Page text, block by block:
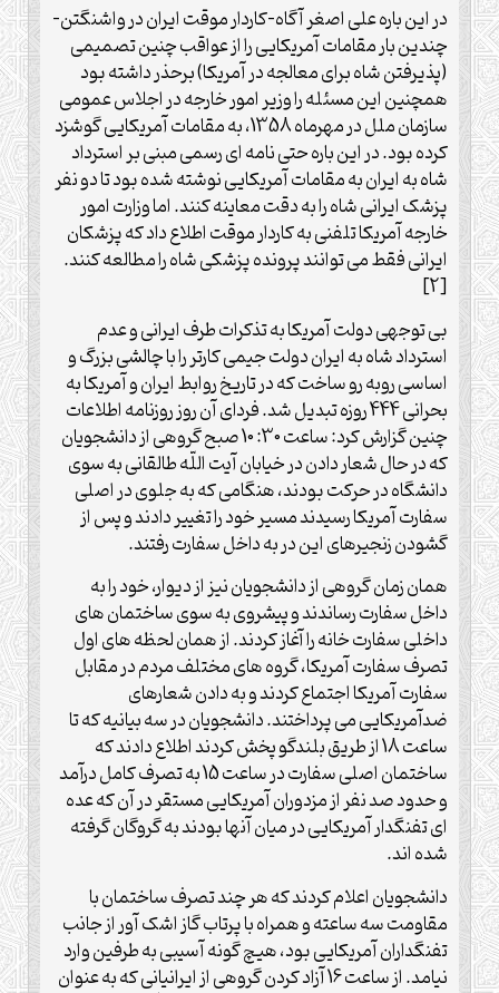
در این باره علی اصغر آگاه-کاردار موقت ایران در واشنگتن-
چندین بار مقامات آمریکایی را از عواقب چنین تصمیمی
(پذیرفتن شاه برای معالجه در آمریکا) برحذر داشته بود
همچنین این مسئله را وزیر امور خارجه در اجلاس عمومی
سازمان ملل در مهرماه 1358، به مقامات آمریکایی گوشزد
کرده بود. در این باره حتی نامه ای رسمی مبنی بر استرداد
شاه به ایران به مقامات آمریکایی نوشته شده بود تا دو نفر
پزشک ایرانی شاه را به دقت معاینه کنند. اما وزارت امور
خارجه آمریکا تلفنی به کاردار موقت اطلاع داد که پزشکان
ایرانی فقط می توانند پرونده پزشکی شاه را مطالعه کنند.
[2]
بی توجهی دولت آمریکا به تذکرات طرف ایرانی و عدم
استرداد شاه به ایران دولت جیمی کارتر را با چالشی بزرگ و
اساسی روبه رو ساخت که در تاریخ روابط ایران و آمریکا به
بحرانی 444 روزه تبدیل شد. فردای آن روز روزنامه اطلاعات
چنین گزارش کرد: ساعت 30: 10 صبح گروهی از دانشجویان
که در حال شعار دادن در خیابان آیت اللّه طالقانی به سوی
دانشگاه در حرکت بودند، هنگامی که به جلوی در اصلی
سفارت آمریکا رسیدند مسیر خود را تغییر دادند و پس از
گشودن زنجیرهای این در به داخل سفارت رفتند.
همان زمان گروهی از دانشجویان نیز از دیوار، خود را به
داخل سفارت رساندند و پیشروی به سوی ساختمان های
داخلی سفارت خانه را آغاز کردند. از همان لحظه های اول
تصرف سفارت آمریکا، گروه های مختلف مردم در مقابل
سفارت آمریکا اجتماع کردند و به دادن شعارهای
ضدآمریکایی می پرداختند. دانشجویان در سه بیانیه که تا
ساعت 18 از طریق بلندگو پخش کردند اطلاع دادند که
ساختمان اصلی سفارت در ساعت 15 به تصرف کامل درآمد
و حدود صد نفر از مزدوران آمریکایی مستقر در آن که عده
ای تفنگدار آمریکایی در میان آنها بودند به گروگان گرفته
شده اند.
دانشجویان اعلام کردند که هر چند تصرف ساختمان با
مقاومت سه ساعته و همراه با پرتاب گاز اشک آور از جانب
تفنگداران آمریکایی بود، هیچ گونه آسیبی به طرفین وارد
نیامد. از ساعت 16 آزاد کردن گروهی از ایرانیانی که به عنوان